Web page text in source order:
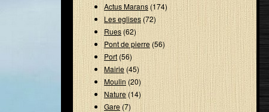
Actus Marans (174)
Les eglises(72)
Rues(62)
Pont de pierre(56)
Port(56)
Mairie(45)
Moulin(20)
Nature(14)
Gare (7)